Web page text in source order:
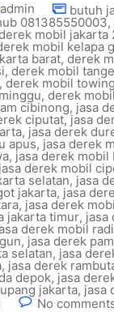
admin butuh
081385550003,
mobil jakarta
mobil kelapa
barat, derek
, derek mobil
, derek mobil
, derek
cibinong, jasa
ciputat,jasa
, jasa derek
apus, jasa derek
, jasa derek mobil
derek mobil
selatan, jasa
jakarta, jasa
, jasa derek
jakarta timur, jasa
derek mobil
, jasa derek
selatan, jasa
, jasa derek
depok, jasa
jakarta, jasa
No